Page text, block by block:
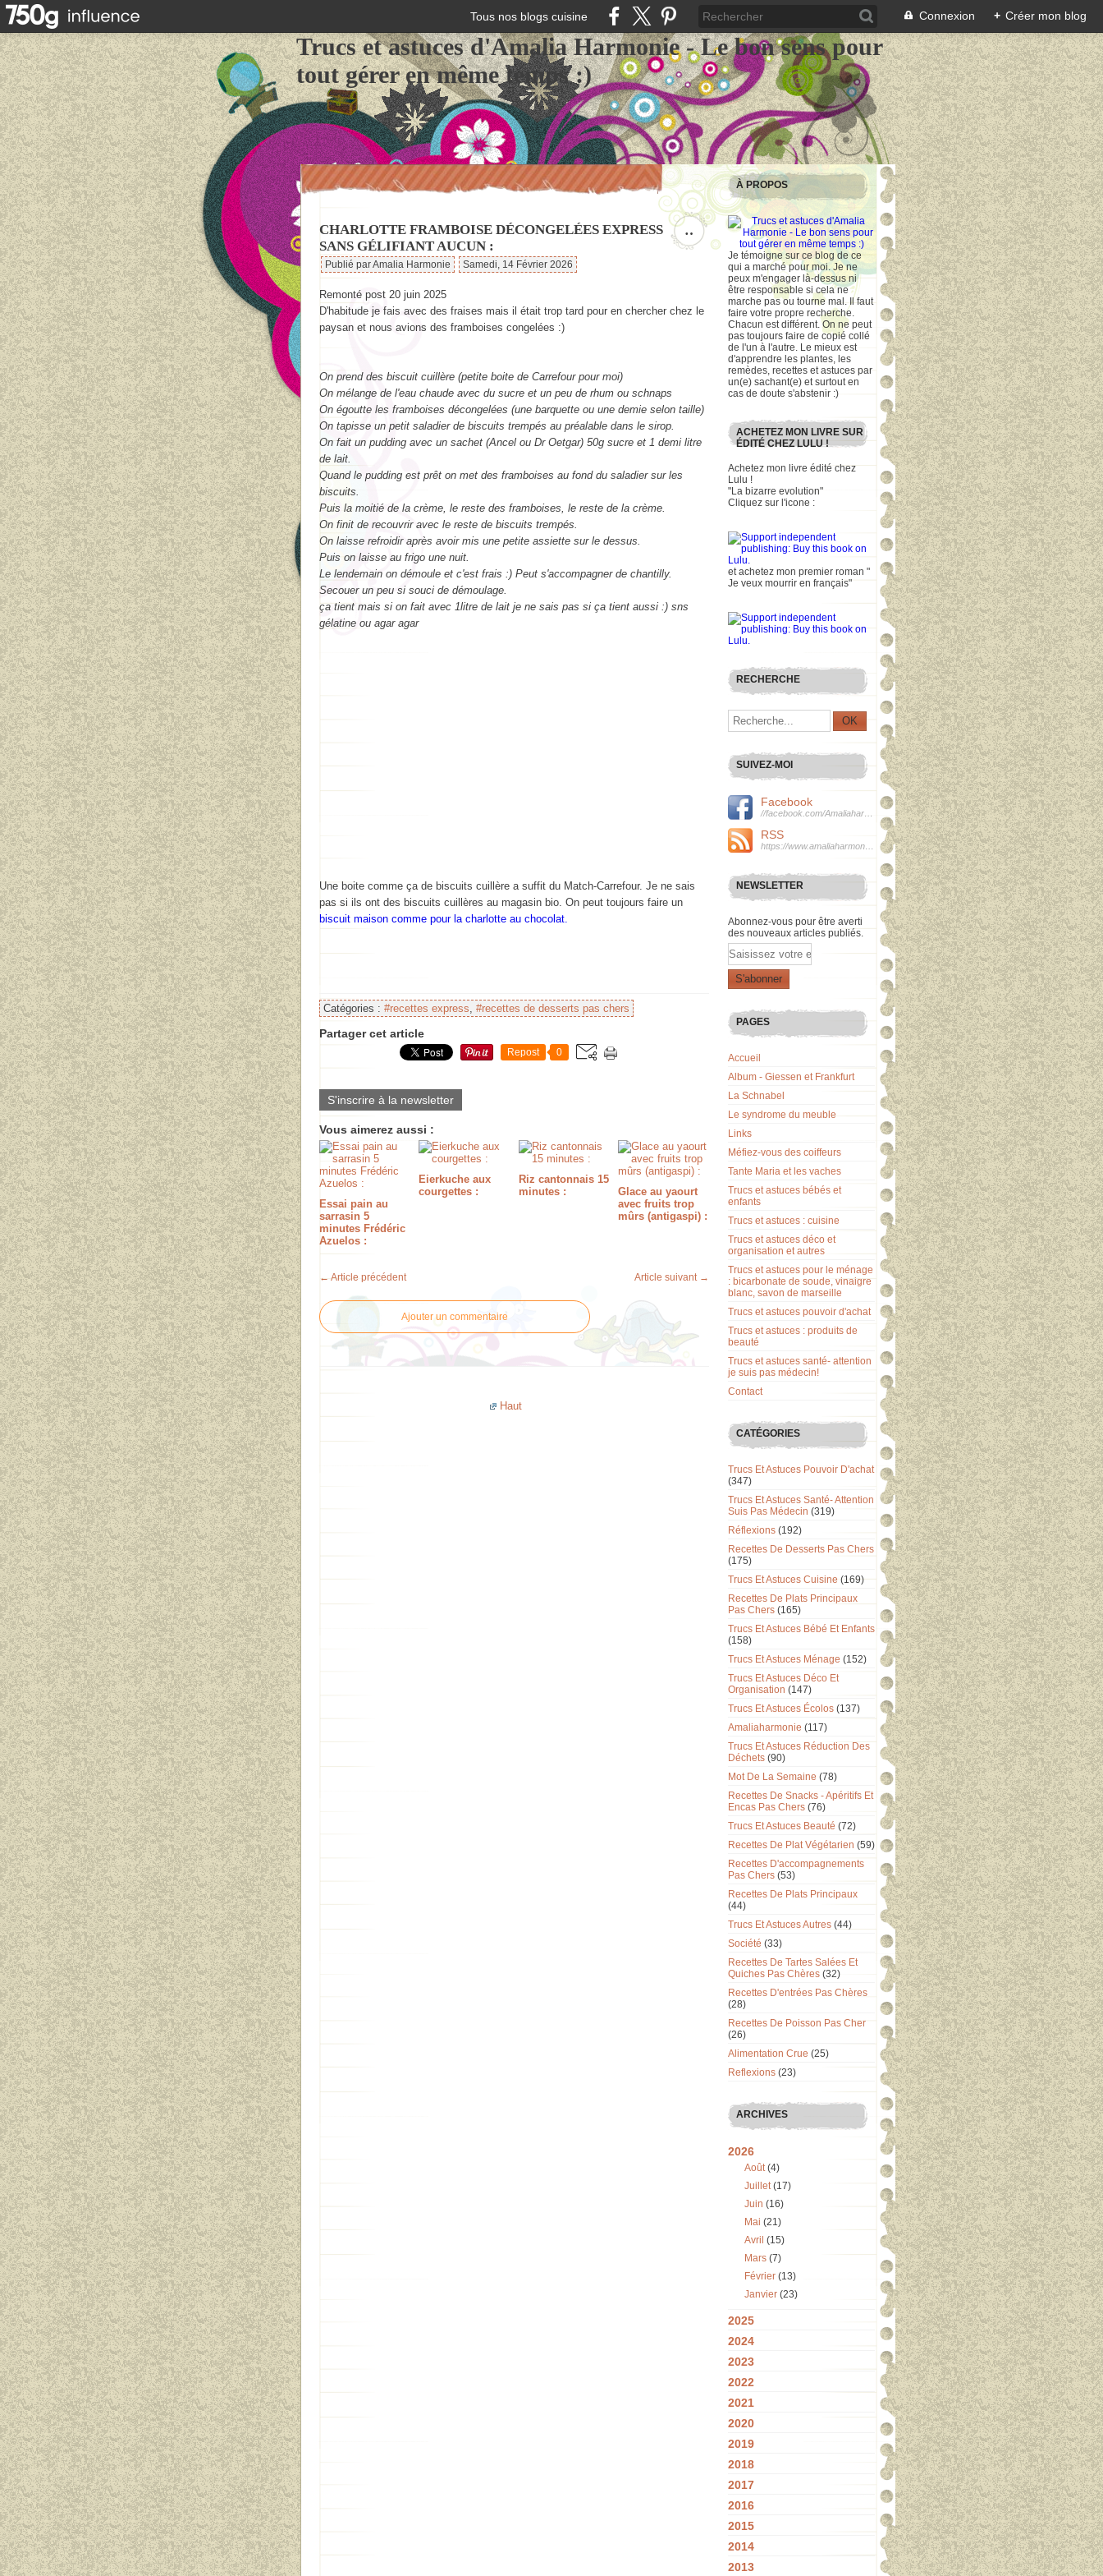
Tous nos blogs cuisine Connexion + Créer mon blog
Trucs et astuces d'Amalia Harmonie - Le bon sens pour
tout gérer en même temps :)
…
CHARLOTTE FRAMBOISE DÉCONGELÉES EXPRESS
SANS GÉLIFIANT AUCUN :
Publié par Amalia Harmonie Samedi, 14 Février 2026
Remonté post 20 juin 2025
D'habitude je fais avec des fraises mais il était trop tard pour en chercher chez le
paysan et nous avions des framboises congelées :)
On prend des biscuit cuillère (petite boite de Carrefour pour moi)
On mélange de l'eau chaude avec du sucre et un peu de rhum ou schnaps
On égoutte les framboises décongelées (une barquette ou une demie selon taille)
On tapisse un petit saladier de biscuits trempés au préalable dans le sirop.
On fait un pudding avec un sachet (Ancel ou Dr Oetgar) 50g sucre et 1 demi litre
de lait.
Quand le pudding est prêt on met des framboises au fond du saladier sur les
biscuits.
Puis la moitié de la crème, le reste des framboises, le reste de la crème.
On finit de recouvrir avec le reste de biscuits trempés.
On laisse refroidir après avoir mis une petite assiette sur le dessus.
Puis on laisse au frigo une nuit.
Le lendemain on démoule et c'est frais :) Peut s'accompagner de chantilly.
Secouer un peu si souci de démoulage.
ça tient mais si on fait avec 1litre de lait je ne sais pas si ça tient aussi :) sns
gélatine ou agar agar
Une boite comme ça de biscuits cuillère a suffit du Match-Carrefour. Je ne sais
pas si ils ont des biscuits cuillères au magasin bio. On peut toujours faire un
biscuit maison comme pour la charlotte au chocolat.
Catégories : #recettes express, #recettes de desserts pas chers
Partager cet article
Repost 0
S'inscrire à la newsletter
Vous aimerez aussi :
Essai pain au
sarrasin 5
minutes Frédéric
Azuelos :
Eierkuche aux
courgettes :
Riz cantonnais 15
minutes :
Glace au yaourt
avec fruits trop
mûrs (antigaspi) :
← Article précédent Article suivant →
Ajouter un commentaire
Haut
À PROPOS
Je témoigne sur ce blog de ce
qui a marché pour moi. Je ne
peux m'engager là-dessus ni
être responsable si cela ne
marche pas ou tourne mal. Il faut
faire votre propre recherche.
Chacun est différent. On ne peut
pas toujours faire de copié collé
de l'un à l'autre. Le mieux est
d'apprendre les plantes, les
remèdes, recettes et astuces par
un(e) sachant(e) et surtout en
cas de doute s'abstenir :)
ACHETEZ MON LIVRE SUR
ÉDITÉ CHEZ LULU !
Achetez mon livre édité chez
Lulu !
"La bizarre evolution"
Cliquez sur l'icone :
et achetez mon premier roman "
Je veux mourrir en français"
RECHERCHE
SUIVEZ-MOI
Facebook
RSS
NEWSLETTER
Abonnez-vous pour être averti
des nouveaux articles publiés.
Email
PAGES
Accueil
Album - Giessen et Frankfurt
La Schnabel
Le syndrome du meuble
Links
Méfiez-vous des coiffeurs
Tante Maria et les vaches
Trucs et astuces bébés et
enfants
Trucs et astuces : cuisine
Trucs et astuces déco et
organisation et autres
Trucs et astuces pour le ménage
: bicarbonate de soude, vinaigre
blanc, savon de marseille
Trucs et astuces pouvoir d'achat
Trucs et astuces : produits de
beauté
Trucs et astuces santé- attention
je suis pas médecin!
Contact
CATÉGORIES
Trucs Et Astuces Pouvoir D'achat
(347)
Trucs Et Astuces Santé- Attention
Suis Pas Médecin (319)
Réflexions (192)
Recettes De Desserts Pas Chers
(175)
Trucs Et Astuces Cuisine (169)
Recettes De Plats Principaux
Pas Chers (165)
Trucs Et Astuces Bébé Et Enfants
(158)
Trucs Et Astuces Ménage (152)
Trucs Et Astuces Déco Et
Organisation (147)
Trucs Et Astuces Écolos (137)
Amaliaharmonie (117)
Trucs Et Astuces Réduction Des
Déchets (90)
Mot De La Semaine (78)
Recettes De Snacks - Apéritifs Et
Encas Pas Chers (76)
Trucs Et Astuces Beauté (72)
Recettes De Plat Végétarien (59)
Recettes D'accompagnements
Pas Chers (53)
Recettes De Plats Principaux
(44)
Trucs Et Astuces Autres (44)
Société (33)
Recettes De Tartes Salées Et
Quiches Pas Chères (32)
Recettes D'entrées Pas Chères
(28)
Recettes De Poisson Pas Cher
(26)
Alimentation Crue (25)
Reflexions (23)
ARCHIVES
2026
Août(4)
Juillet(17)
Juin (16)
Mai (21)
Avril (15)
Mars (7)
Février (13)
Janvier (23)
2025
2024
2023
2022
2021
2020
2019
2018
2017
2016
2015
2014
2013